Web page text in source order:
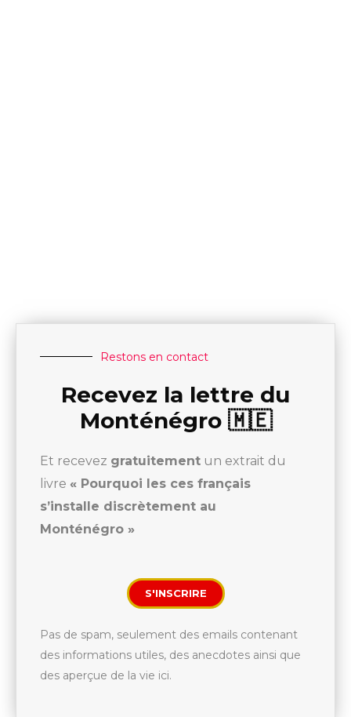
Restons en contact
Recevez la lettre du
Monténégro 🇲🇪
Et recevez gratuitement un extrait du
livre « Pourquoi les ces français
s’installe discrètement au
Monténégro »
S'INSCRIRE
Pas de spam, seulement des emails contenant
des informations utiles, des anecdotes ainsi que
des aperçue de la vie ici.